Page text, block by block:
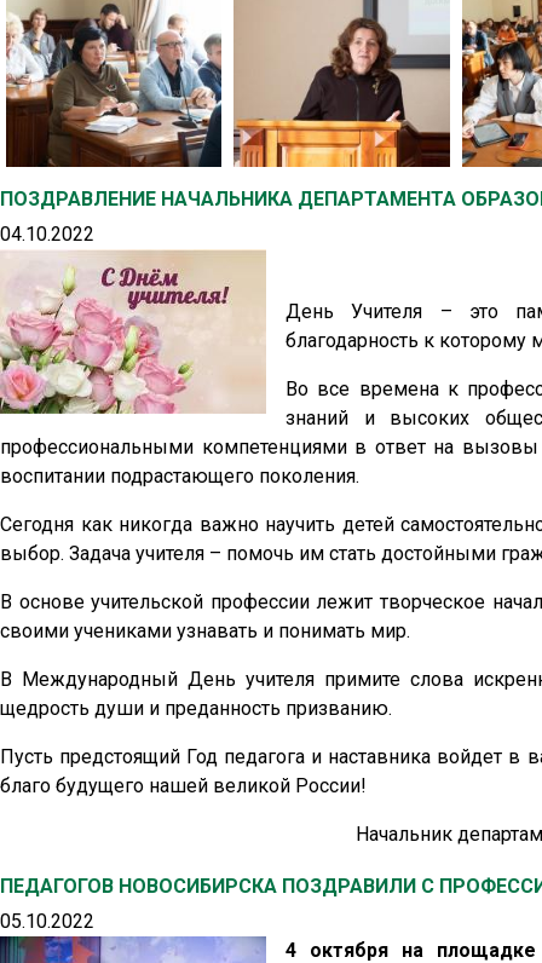
ПОЗДРАВЛЕНИЕ НАЧАЛЬНИКА ДЕПАРТАМЕНТА
04.10.2022
День Учителя – это
благодарность к
Во все времена к
знаний и высоких
профессиональными компетенциями в ответ на
воспитании подрастающего поколения.
Сегодня как никогда важно научить детей
выбор. Задача учителя – помочь им стать достойными
В основе учительской профессии лежит творческое
своими учениками узнавать и понимать мир.
В Международный День учителя примите слова
щедрость души и преданность призванию.
Пусть предстоящий Год педагога и наставника войдет
благо будущего нашей великой России!
Начальник
ПЕДАГОГОВ НОВОСИБИРСКА ПОЗДРАВИЛИ С
05.10.2022
4 октября на